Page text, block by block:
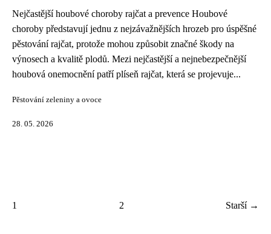
Nejčastější houbové choroby rajčat a prevence Houbové
choroby představují jednu z nejzávažnějších hrozeb pro úspěšné
pěstování rajčat, protože mohou způsobit značné škody na
výnosech a kvalitě plodů. Mezi nejčastější a nejnebezpečnější
houbová onemocnění patří plíseň rajčat, která se projevuje...
Pěstování zeleniny a ovoce
28. 05. 2026
1 2 Starší →